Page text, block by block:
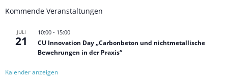
Kommende Veranstaltungen
JULI
21
10:00 - 15:00
CU Innovation Day „Carbonbeton und nichtmetallische
Bewehrungen in der Praxis“
Kalender anzeigen